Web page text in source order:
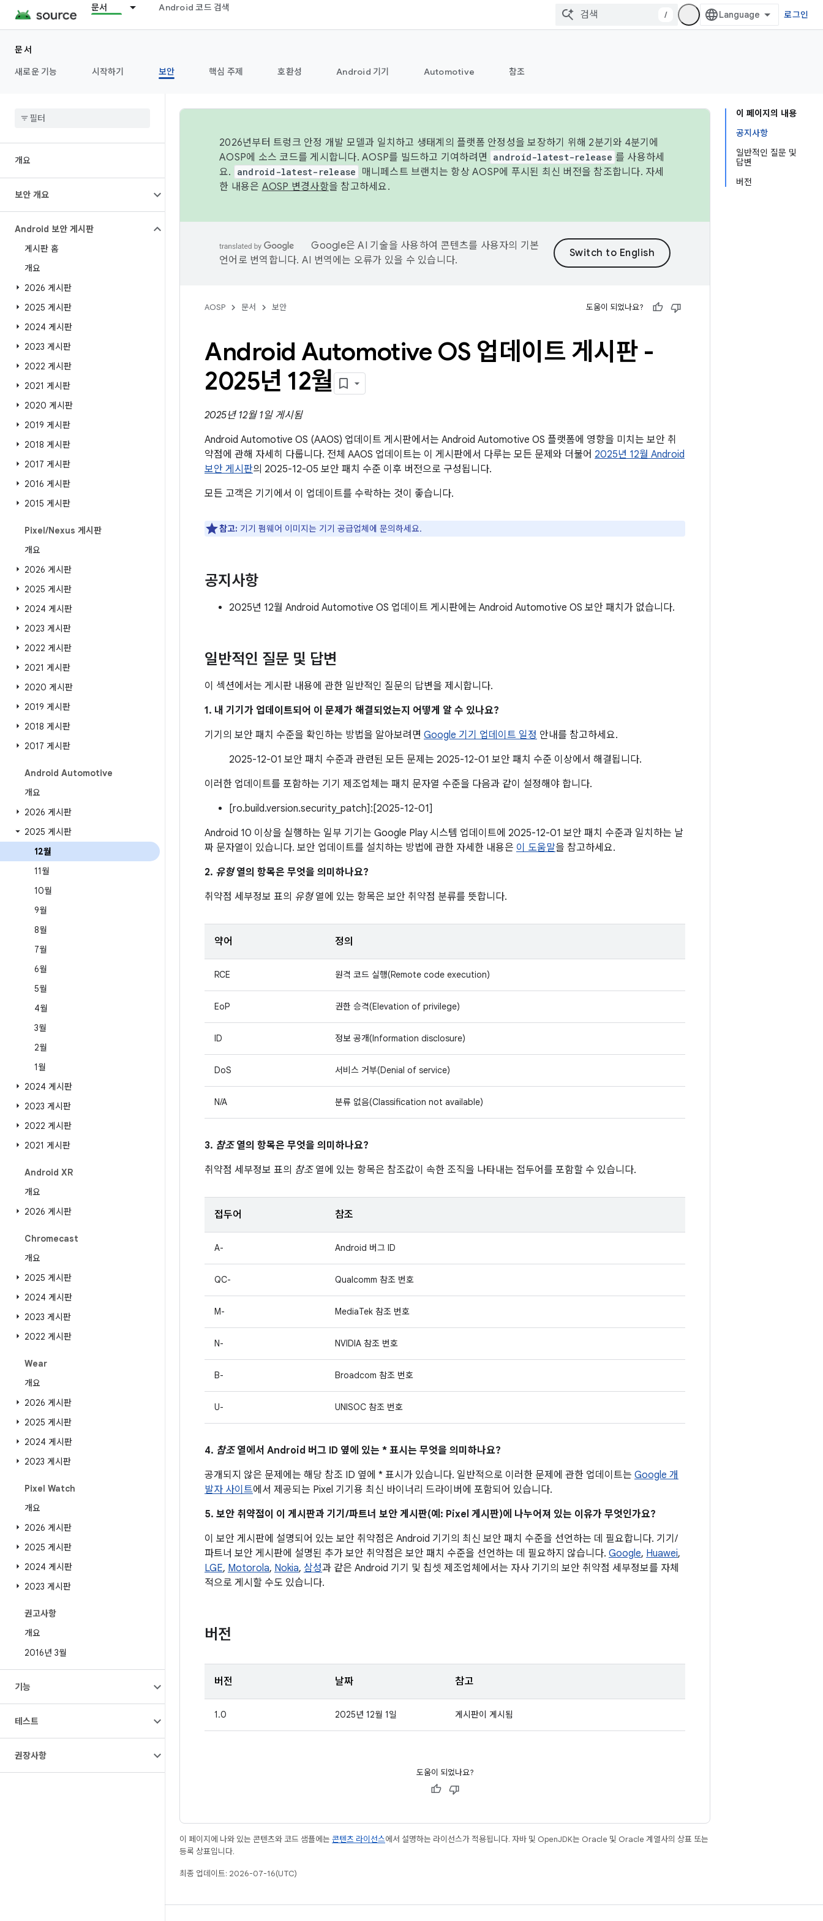
문서 Android 코드 검색
/ 로그인
문서
새로운 기능
시작하기 보안 핵심 주제 호환성 Android 기기 Automotive 참조
개요
보안 개요
Android 보안 게시판
게시판 홈
개요
2026 게시판
2025 게시판
2024 게시판
2023 게시판
2022 게시판
2021 게시판
2020 게시판
2019 게시판
2018 게시판
2017 게시판
2016 게시판
2015 게시판
Pixel/Nexus 게시판
개요
2026 게시판
2025 게시판
2024 게시판
2023 게시판
2022 게시판
2021 게시판
2020 게시판
2019 게시판
2018 게시판
2017 게시판
Android Automotive
개요
2026 게시판
2025 게시판
12월
11월
10월
9월
8월
7월
6월
5월
4월
3월
2월
1월
2024 게시판
2023 게시판
2022 게시판
2021 게시판
Android XR
개요
2026 게시판
Chromecast
개요
2025 게시판
2024 게시판
2023 게시판
2022 게시판
Wear
개요
2026 게시판
2025 게시판
2024 게시판
2023 게시판
Pixel Watch
개요
2026 게시판
2025 게시판
2024 게시판
2023 게시판
권고사항
개요
2016년 3월
기능
테스트
권장사항
이 페이지의 내용
공지사항
일반적인 질문 및
답변
버전
2026년부터 트렁크 안정 개발 모델과 일치하고 생태계의 플랫폼 안정성을 보장하기 위해 2분기와 4분기에
AOSP에 소스 코드를 게시합니다. AOSP를 빌드하고 기여하려면
android-latest-release 를 사용하세
요.
android-latest-release
매니페스트 브랜치는 항상 AOSP에 푸시된 최신 버전을 참조합니다. 자세
한 내용은 AOSP 변경사항을 참고하세요.
Google은 AI 기술을 사용하여 콘텐츠를 사용자의 기본
언어로 번역합니다. AI 번역에는 오류가 있을 수 있습니다.
AOSP 문서 보안 도움이 되었나요?
Android Automotive OS 업데이트 게시판 -
2025년 12월
2025년 12월 1일 게시됨
Android Automotive OS (AAOS) 업데이트 게시판에서는 Android Automotive OS 플랫폼에 영향을 미치는 보안 취
약점에 관해 자세히 다룹니다. 전체 AAOS 업데이트는 이 게시판에서 다루는 모든 문제와 더불어 2025년 12월 Android
보안 게시판의 2025-12-05 보안 패치 수준 이후 버전으로 구성됩니다.
모든 고객은 기기에서 이 업데이트를 수락하는 것이 좋습니다.
참고: 기기 펌웨어 이미지는 기기 공급업체에 문의하세요.
공지사항
2025년 12월 Android Automotive OS 업데이트 게시판에는 Android Automotive OS 보안 패치가 없습니다.
일반적인 질문 및 답변
이 섹션에서는 게시판 내용에 관한 일반적인 질문의 답변을 제시합니다.
1. 내 기기가 업데이트되어 이 문제가 해결되었는지 어떻게 알 수 있나요?
기기의 보안 패치 수준을 확인하는 방법을 알아보려면 Google 기기 업데이트 일정 안내를 참고하세요.
2025-12-01 보안 패치 수준과 관련된 모든 문제는 2025-12-01 보안 패치 수준 이상에서 해결됩니다.
이러한 업데이트를 포함하는 기기 제조업체는 패치 문자열 수준을 다음과 같이 설정해야 합니다.
[ro.build.version.security_patch]:[2025-12-01]
Android 10 이상을 실행하는 일부 기기는 Google Play 시스템 업데이트에 2025-12-01 보안 패치 수준과 일치하는 날
짜 문자열이 있습니다. 보안 업데이트를 설치하는 방법에 관한 자세한 내용은 이 도움말을 참고하세요.
2. 유형열의 항목은 무엇을 의미하나요?
취약점 세부정보 표의 유형열에 있는 항목은 보안 취약점 분류를 뜻합니다.
약어 정의
RCE 원격 코드 실행(Remote code execution)
EoP 권한 승격(Elevation of privilege)
ID 정보 공개(Information disclosure)
DoS 서비스 거부(Denial of service)
N/A 분류 없음(Classification not available)
3. 참조열의 항목은 무엇을 의미하나요?
취약점 세부정보 표의 참조열에 있는 항목은 참조값이 속한 조직을 나타내는 접두어를 포함할 수 있습니다.
접두어 참조
A- Android 버그 ID
QC- Qualcomm 참조 번호
M- MediaTek 참조 번호
N- NVIDIA 참조 번호
B- Broadcom 참조 번호
U- UNISOC 참조 번호
4. 참조열에서 Android 버그 ID 옆에 있는 * 표시는 무엇을 의미하나요?
공개되지 않은 문제에는 해당 참조 ID 옆에 * 표시가 있습니다. 일반적으로 이러한 문제에 관한 업데이트는 Google 개
발자 사이트에서 제공되는 Pixel 기기용 최신 바이너리 드라이버에 포함되어 있습니다.
5. 보안 취약점이 이 게시판과 기기/파트너 보안 게시판(예: Pixel 게시판)에 나누어져 있는 이유가 무엇인가요?
이 보안 게시판에 설명되어 있는 보안 취약점은 Android 기기의 최신 보안 패치 수준을 선언하는 데 필요합니다. 기기/
파트너 보안 게시판에 설명된 추가 보안 취약점은 보안 패치 수준을 선언하는 데 필요하지 않습니다. Google, Huawei,
LGE, Motorola, Nokia, 삼성과 같은 Android 기기 및 칩셋 제조업체에서는 자사 기기의 보안 취약점 세부정보를 자체
적으로 게시할 수도 있습니다.
버전
버전 날짜 참고
1.0 2025년 12월 1일 게시판이 게시됨
도움이 되었나요?
이 페이지에 나와 있는 콘텐츠와 코드 샘플에는 콘텐츠 라이선스에서 설명하는 라이선스가 적용됩니다. 자바 및 OpenJDK는 Oracle 및 Oracle 계열사의 상표 또는
등록 상표입니다.
최종 업데이트: 2026-07-16(UTC)